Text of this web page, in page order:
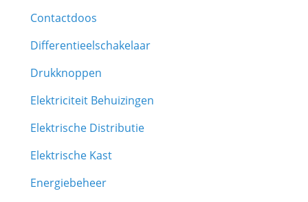
Contactdoos
Differentieelschakelaar
Drukknoppen
Elektriciteit Behuizingen
Elektrische Distributie
Elektrische Kast
Energiebeheer